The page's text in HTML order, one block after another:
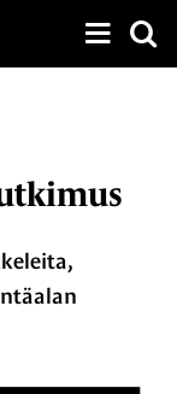
Näytä